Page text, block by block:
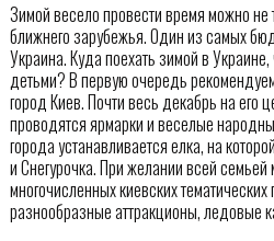
Зимой весело провести время можно не
ближнего зарубежья. Один из самых
Украина. Куда поехать зимой в
детьми? В первую очередь
город Киев. Почти весь декабрь на его
проводятся ярмарки и веселые
города устанавливается елка, на
и Снегурочка. При желании всей
многочисленных киевских
разнообразные аттракционы, ледовые